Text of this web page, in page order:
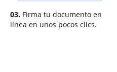
03. Firma tu documento en
línea en unos pocos clics.